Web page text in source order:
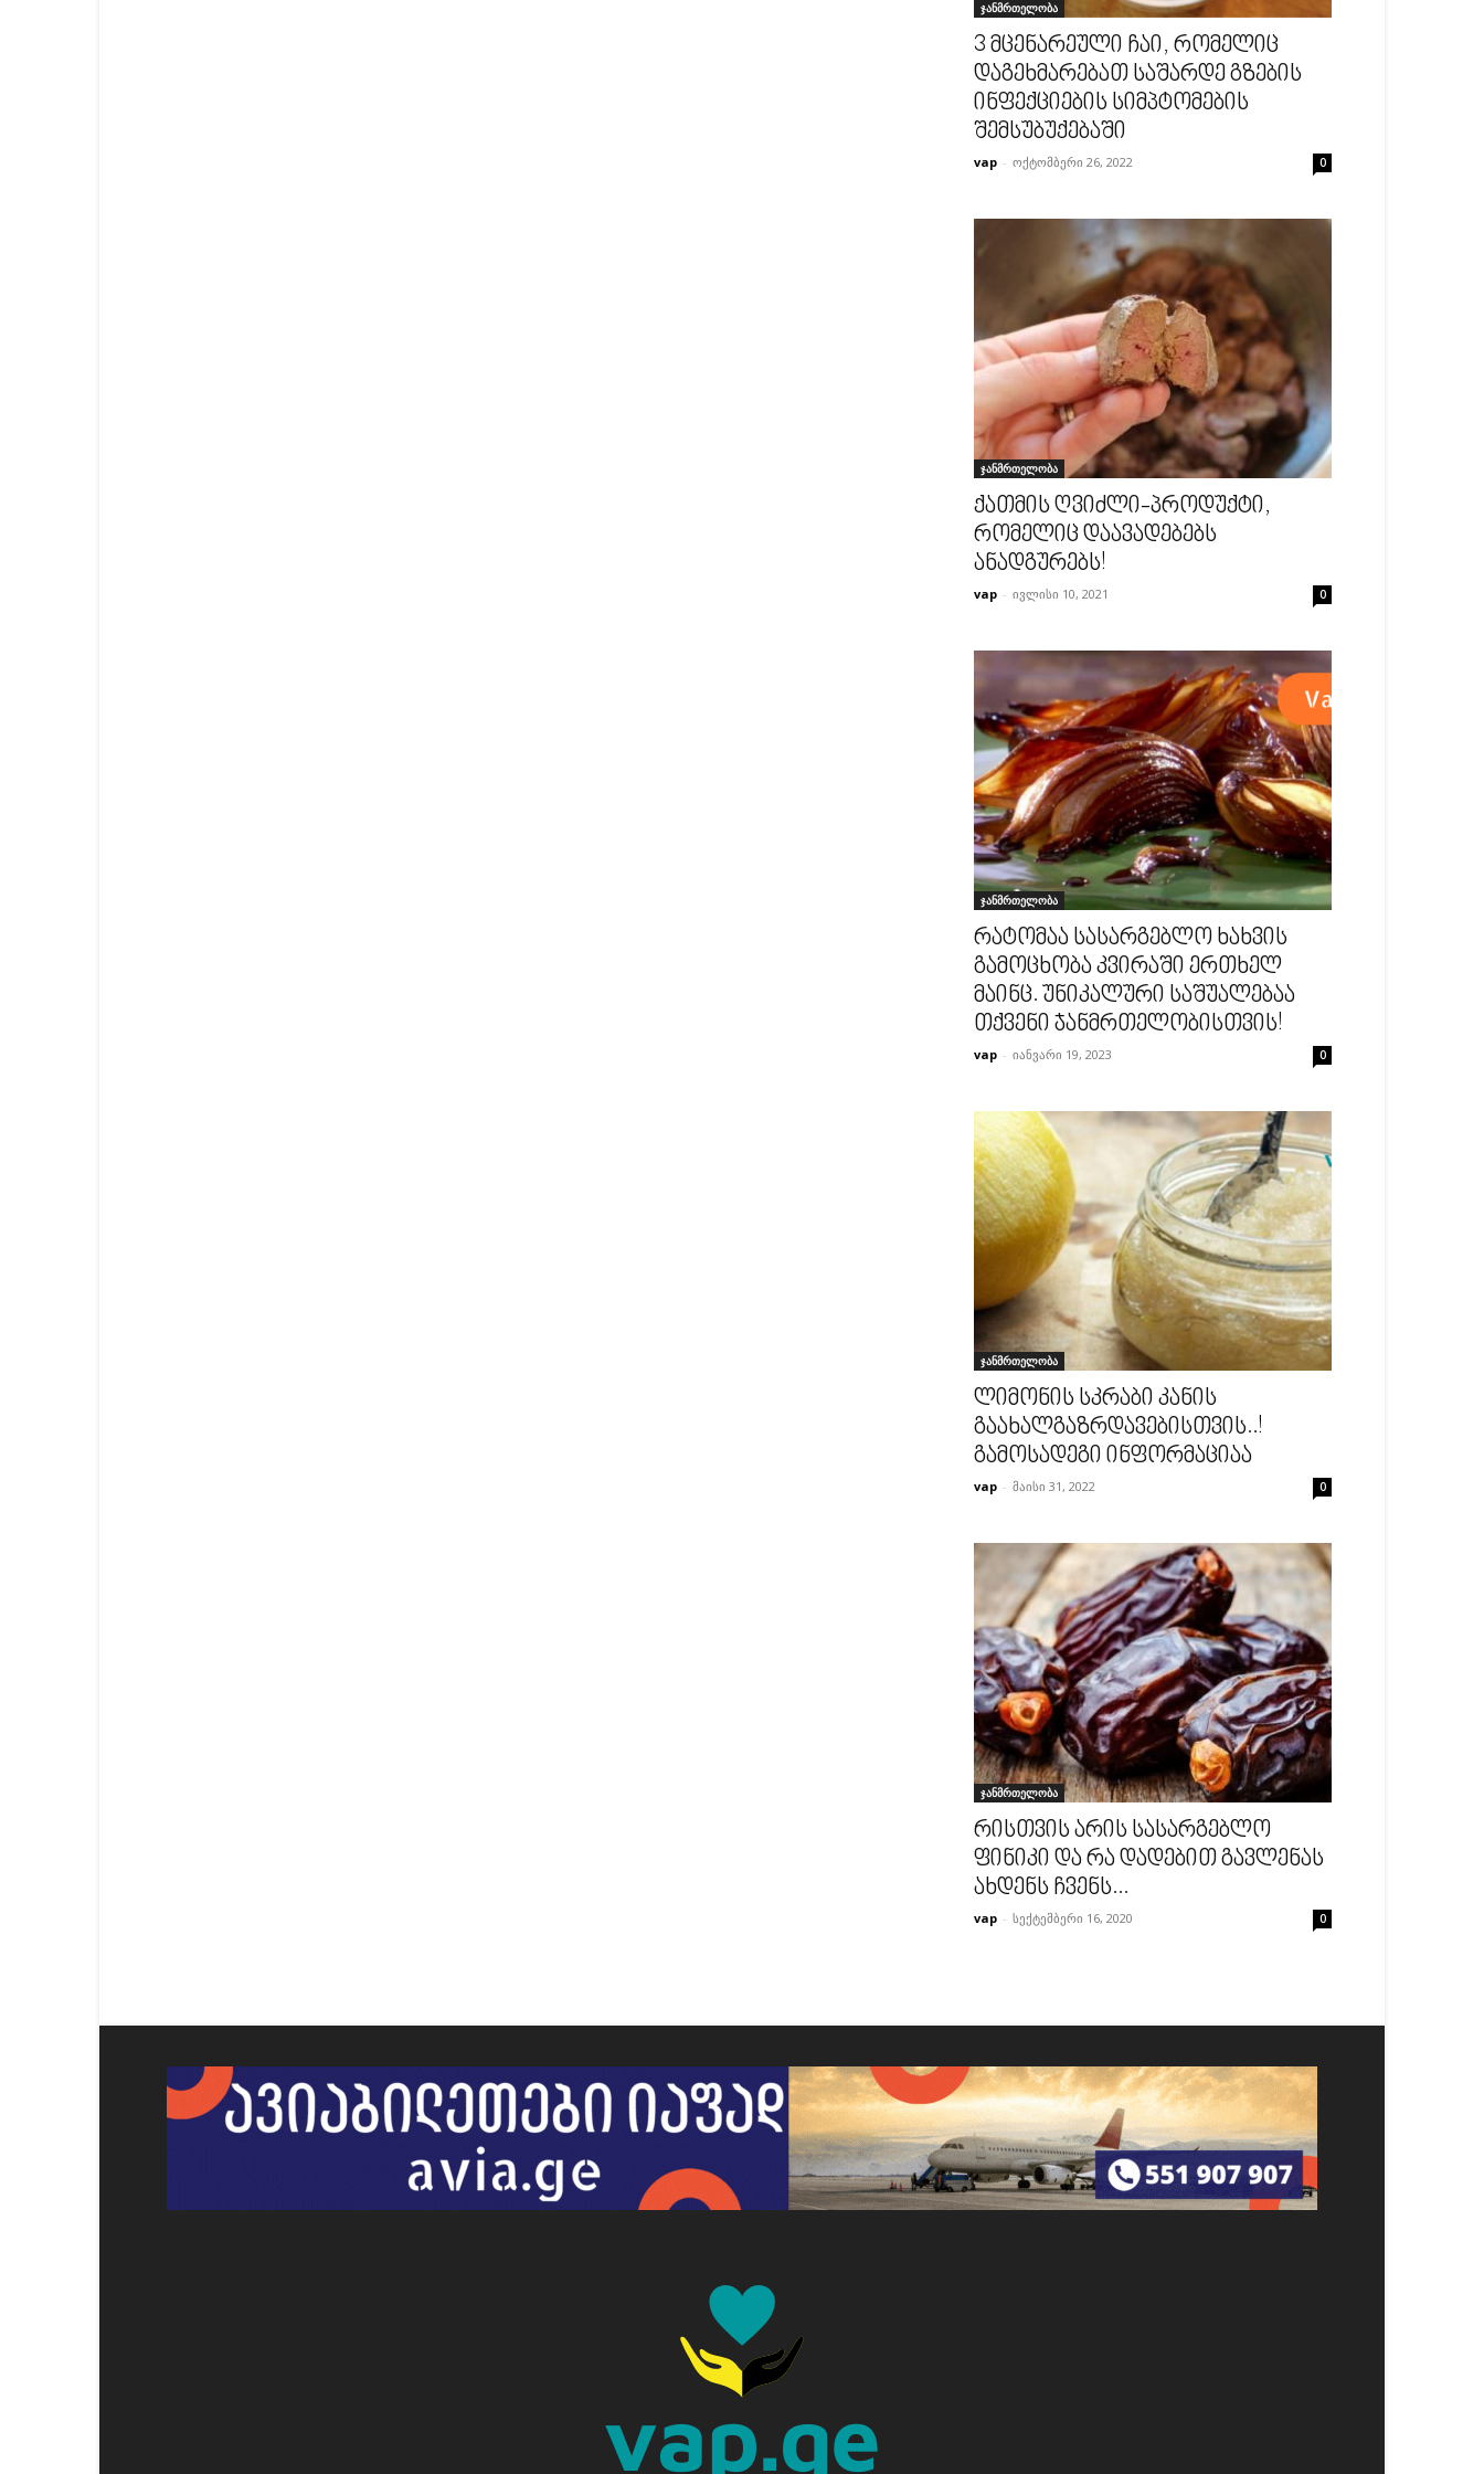
ჯანმრთელობა
3 მცენარეული ჩაი, რომელიც
დაგეხმარებათ საშარდე გზების
ინფექციების სიმპტომების
შემსუბუქებაში
vap - ოქტომბერი 26, 2022 0
ჯანმრთელობა
ქათმის ღვიძლი-პროდუქტი,
რომელიც დაავადებებს
ანადგურებს!
vap - ივლისი 10, 2021 0
ჯანმრთელობა
რატომაა სასარგებლო ხახვის
გამოცხობა კვირაში ერთხელ
მაინც. უნიკალური საშუალებაა
თქვენი ჯანმრთელობისთვის!
vap - იანვარი 19, 2023 0
ჯანმრთელობა
ლიმონის სკრაბი კანის
გაახალგაზრდავებისთვის..!
გამოსადეგი ინფორმაციაა
vap - მაისი 31, 2022 0
ჯანმრთელობა
რისთვის არის სასარგებლო
ფინიკი და რა დადებით გავლენას
ახდენს ჩვენს...
vap - სექტემბერი 16, 2020 0